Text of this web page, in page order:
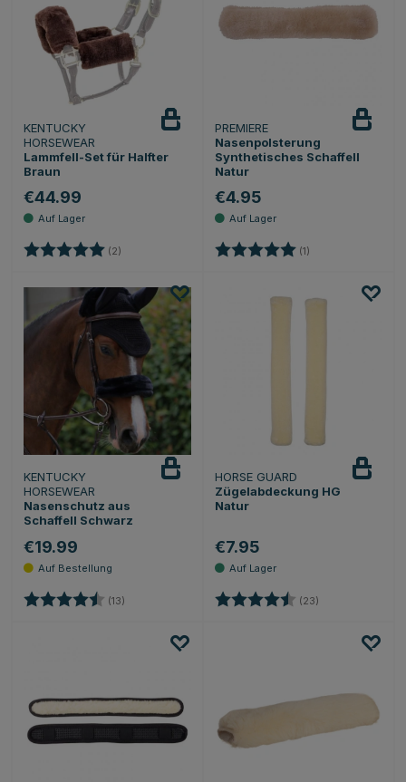
KENTUCKY
HORSEWEAR
Lammfell-Set für Halfter
Braun
€44.99
Bewertung: (2)
PREMIERE
Nasenpolsterung
Synthetisches Schaffell
Natur
€4.95
Bewertung: (1)
KENTUCKY
HORSEWEAR
Nasenschutz aus
Schaffell Schwarz
€19.99
Bewertung: (13) 4.6 von 5 Sternen
HORSE GUARD
Zügelabdeckung HG
Natur
€7.95
Bewertung: (23)